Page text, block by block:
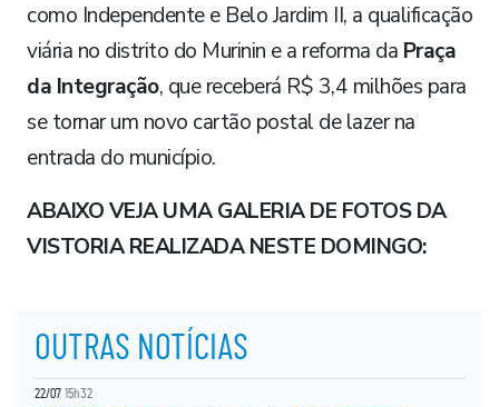
como Independente e Belo Jardim II, a qualificação
viária no distrito do Murinin e a reforma da Praça
da Integração, que receberá R$ 3,4 milhões para
se tornar um novo cartão postal de lazer na
entrada do município.
ABAIXO VEJA UMA GALERIA DE FOTOS DA
VISTORIA REALIZADA NESTE DOMINGO:
OUTRAS NOTÍCIAS
22/07 15h32